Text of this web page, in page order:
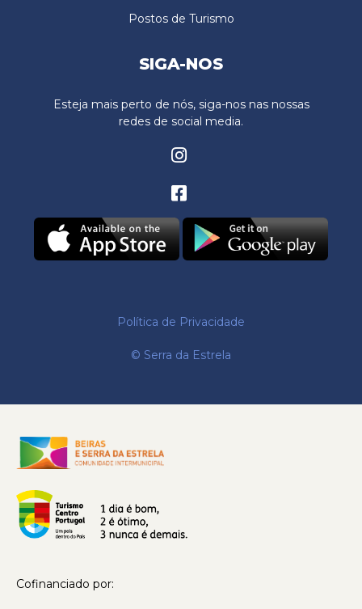
Postos de Turismo
SIGA-NOS
Esteja mais perto de nós, siga-nos nas nossas
redes de social media.
© Serra da Estrela
Política de Privacidade
Cofinanciado por: